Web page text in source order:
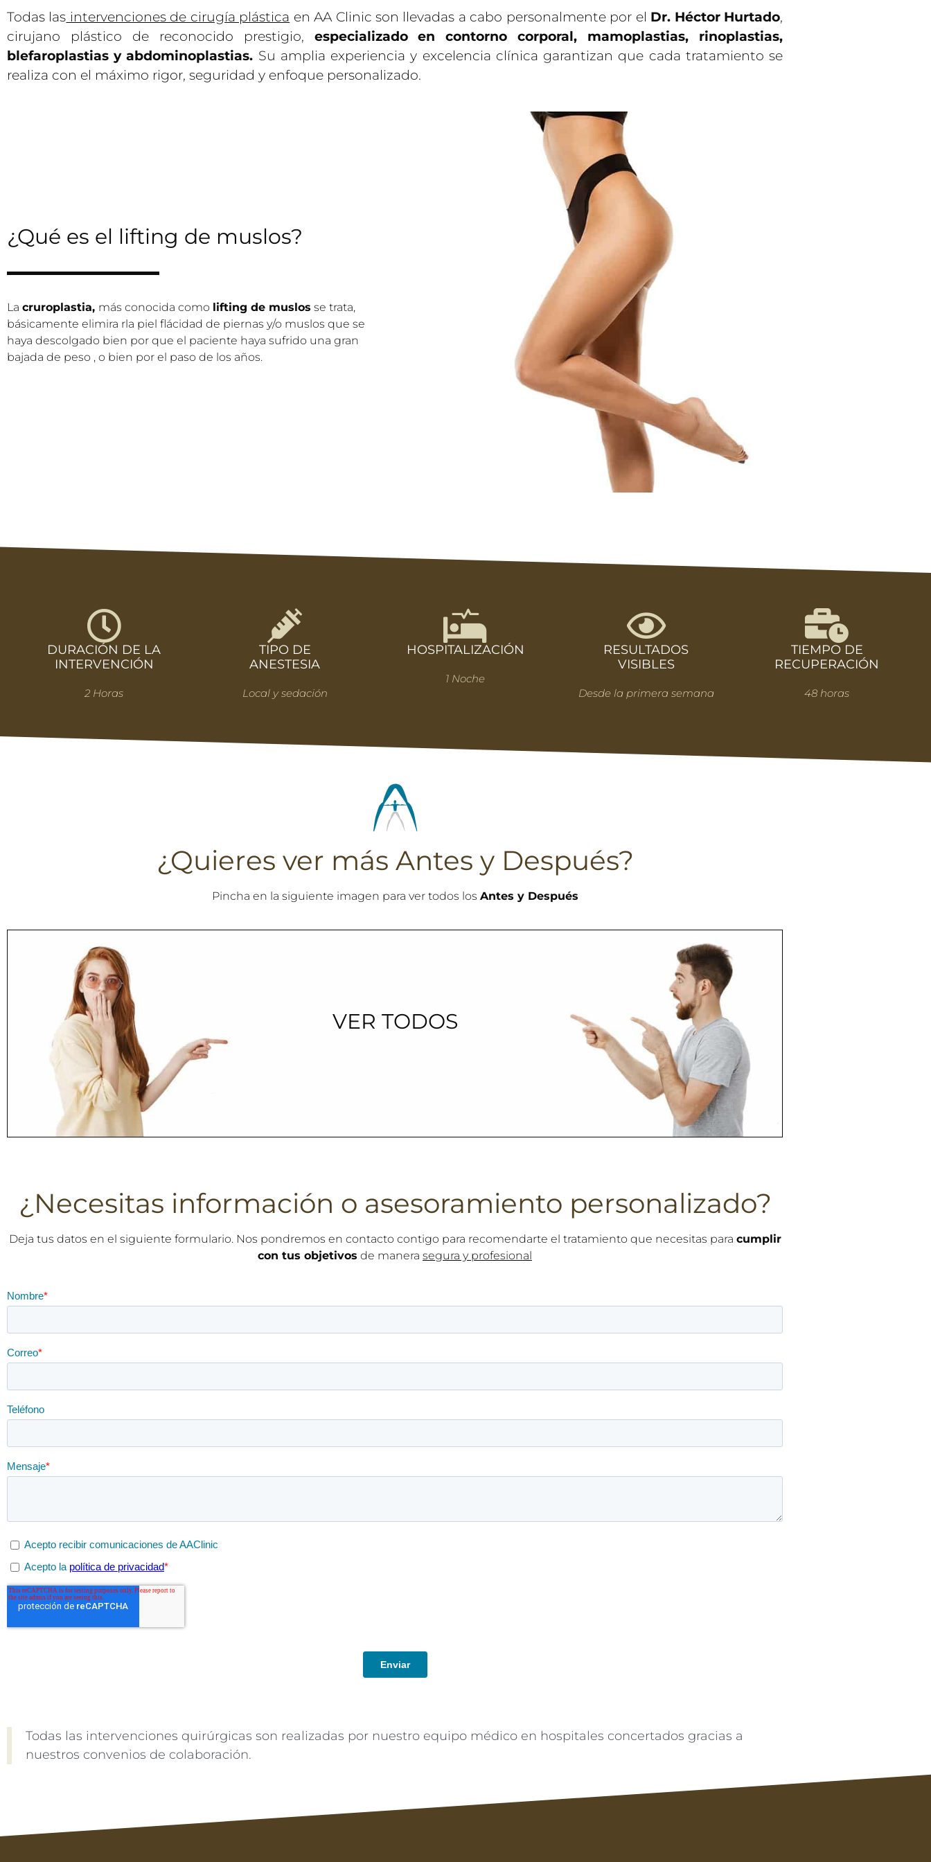
Todas las intervenciones de cirugía plástica en AA Clinic son llevadas a cabo personalmente por el Dr. Héctor Hurtado,
cirujano plástico de reconocido prestigio, especializado en contorno corporal, mamoplastias, rinoplastias,
blefaroplastias y abdominoplastias. Su amplia experiencia y excelencia clínica garantizan que cada tratamiento se
realiza con el máximo rigor, seguridad y enfoque personalizado.
¿Qué es el lifting de muslos?
La cruroplastia, más conocida como lifting de muslos se trata,
básicamente elimira rla piel flácidad de piernas y/o muslos que se
haya descolgado bien por que el paciente haya sufrido una gran
bajada de peso , o bien por el paso de los años.
DURACIÓN DE LA
INTERVENCIÓN
2 Horas
TIPO DE
ANESTESIA
Local y sedación
HOSPITALIZACIÓN
1 Noche
RESULTADOS
VISIBLES
Desde la primera semana
TIEMPO DE
RECUPERACIÓN
48 horas
¿Quieres ver más Antes y Después?
Pincha en la siguiente imagen para ver todos los Antes y Después
VER TODOS
¿Necesitas información o asesoramiento personalizado?
Deja tus datos en el siguiente formulario. Nos pondremos en contacto contigo para recomendarte el tratamiento que necesitas para cumplir
con tus objetivos de manera segura y profesional
Todas las intervenciones quirúrgicas son realizadas por nuestro equipo médico en hospitales concertados gracias a
nuestros convenios de colaboración.